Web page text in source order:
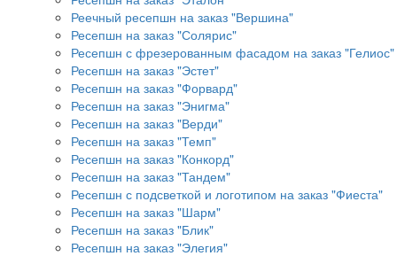
Реечный ресепшн на заказ "Вершина"
Ресепшн на заказ "Солярис"
Ресепшн с фрезерованным фасадом на заказ "Гелиос"
Ресепшн на заказ "Эстет"
Ресепшн на заказ "Форвард"
Ресепшн на заказ "Энигма"
Ресепшн на заказ "Верди"
Ресепшн на заказ "Темп"
Ресепшн на заказ "Конкорд"
Ресепшн на заказ "Тандем"
Ресепшн с подсветкой и логотипом на заказ "Фиеста"
Ресепшн на заказ "Шарм"
Ресепшн на заказ "Блик"
Ресепшн на заказ "Элегия"